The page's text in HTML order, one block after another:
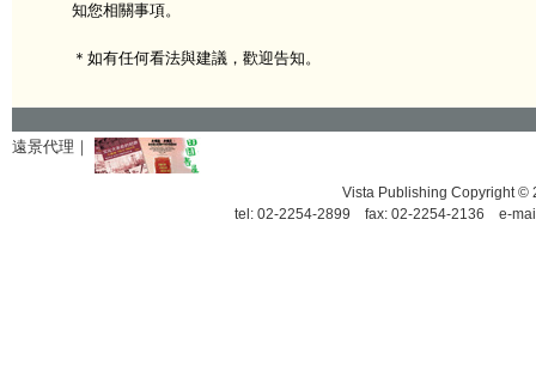
知您相關事項。
＊如有任何看法與建議，歡迎告知。
遠景代理｜
Vista Publishing Copyright ©
tel: 02-2254-2899 fax: 02-2254-2136 e-